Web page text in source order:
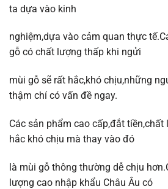
ta dựa vào kinh
nghiệm,dựa vào cảm quan thực
gỗ có chất lượng thấp khi ngửi
mùi gỗ sẽ rất hắc,khó chịu,những
thậm chí có vấn đề ngay.
Các sản phẩm cao cấp,đắt
hắc khó chịu mà thay vào đó
là mùi gỗ thông thường dễ chịu
lượng cao nhập khẩu Châu Âu có